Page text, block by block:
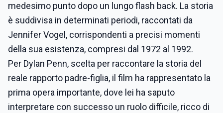
medesimo punto dopo un lungo flash back. La storia
è suddivisa in determinati periodi, raccontati da
Jennifer Vogel, corrispondenti a precisi momenti
della sua esistenza, compresi dal 1972 al 1992.
Per Dylan Penn, scelta per raccontare la storia del
reale rapporto padre-figlia, il film ha rappresentato la
prima opera importante, dove lei ha saputo
interpretare con successo un ruolo difficile, ricco di